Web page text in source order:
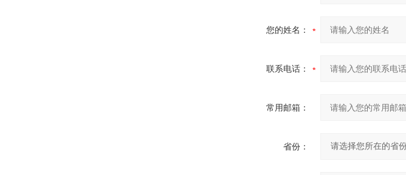
您的姓名：
联系电话：
常用邮箱：
省份：